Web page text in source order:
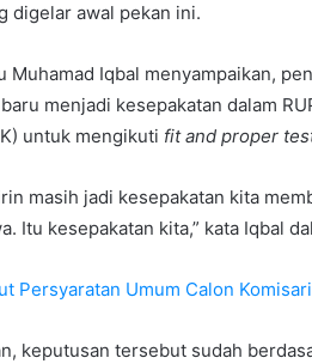
digelar awal pekan ini.
Muhamad Iqbal menyampaikan,
menjadi kesepakatan dalam
untuk mengikuti fit and proper
masih jadi kesepakatan kita
Itu kesepakatan kita,” kata Iqbal
Persyaratan Umum Calon
keputusan tersebut sudah